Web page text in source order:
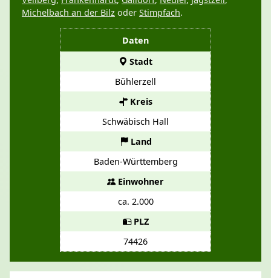
Daten
Stadt
Bühlerzell
Kreis
Schwäbisch Hall
Land
Baden-Württemberg
Einwohner
ca. 2.000
PLZ
74426
Michelbach an der Bilz oder Stimpfach.